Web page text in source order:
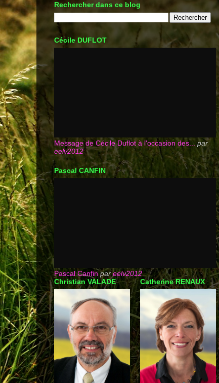
Rechercher dans ce blog
Cécile DUFLOT
Message de Cécile Duflot à l'occasion des...
par
eelv2012
Pascal CANFIN
Pascal Canfin pareelv2012
Christian VALADE
Catherine RENAUX